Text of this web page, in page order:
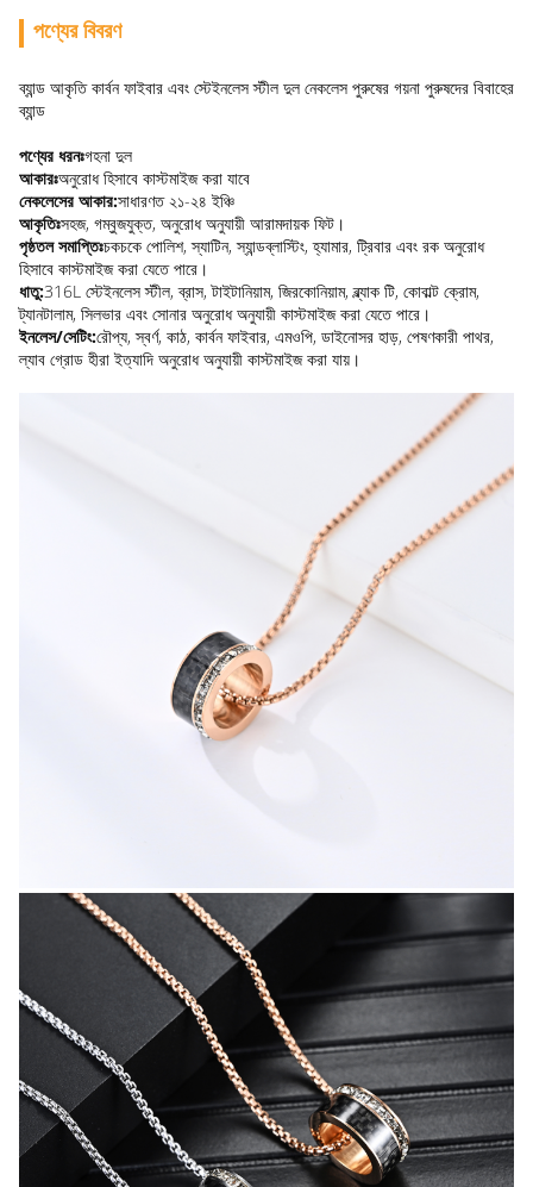
পণ্যের বিবরণ
ব্যান্ড আকৃতি কার্বন ফাইবার এবং স্টেইনলেস স্টীল দুল নেকলেস পুরুষের গয়না পুরুষদের বিবাহের
ব্যান্ড
পণ্যের ধরনঃগহনা দুল
আকারঃঅনুরোধ হিসাবে কাস্টমাইজ করা যাবে
নেকলেসের আকার:সাধারণত ২১-২৪ ইঞ্চি
আকৃতিঃসহজ, গম্বুজযুক্ত, অনুরোধ অনুযায়ী আরামদায়ক ফিট।
পৃষ্ঠতল সমাপ্তিঃচকচকে পোলিশ, স্যাটিন, স্যান্ডব্লাস্টিং, হ্যামার, ট্রিবার এবং রক অনুরোধ
হিসাবে কাস্টমাইজ করা যেতে পারে।
ধাতু:316L স্টেইনলেস স্টীল, ব্রাস, টাইটানিয়াম, জিরকোনিয়াম, ব্ল্যাক টি, কোবাল্ট ক্রোম,
ট্যানটালাম, সিলভার এবং সোনার অনুরোধ অনুযায়ী কাস্টমাইজ করা যেতে পারে।
ইনলেস/সেটিং:রৌপ্য, স্বর্ণ, কাঠ, কার্বন ফাইবার, এমওপি, ডাইনোসর হাড়, পেষণকারী পাথর,
ল্যাব গ্রোড হীরা ইত্যাদি অনুরোধ অনুযায়ী কাস্টমাইজ করা যায়।